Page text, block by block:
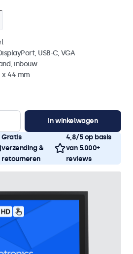
USB-C, VGA
inbouw
x 44 mm
In winkelwagen
Gratis
verzending &
retourneren
4,8/5 op basis
van 5.000+
reviews